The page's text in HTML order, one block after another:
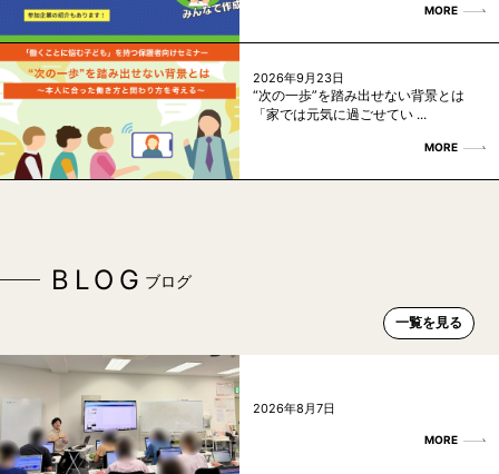
MORE
2026年9月23日
“次の一歩”を踏み出せない背景とは
「家では元気に過ごせてい ...
MORE
BLOG ブログ
一覧を見る
2026年8月7日
MORE